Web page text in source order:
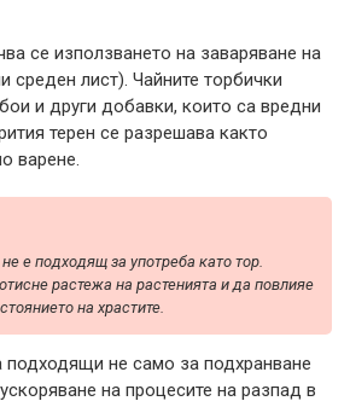
се използването на заваряване на
среден лист). Чайните торбички
и други добавки, които са вредни
терен се разрешава както
варене.
е подходящ за употреба като тор.
растежа на растенията и да повлияе
на храстите.
подходящи не само за подхранване
на процесите на разпад в